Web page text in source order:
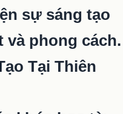
sự sáng tạo
và phong cách.
Tại Thiên